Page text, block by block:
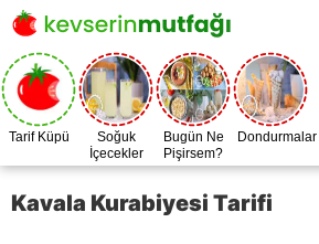
Tarif Küpü
Soğuk
İçecekler
Bugün Ne
Pişirsem?
Dondurmalar
Kavala Kurabiyesi Tarifi